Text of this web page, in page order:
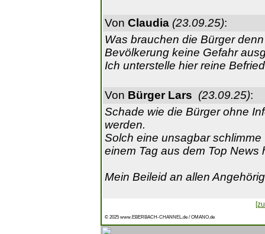
Von Claudia (23.09.25):
Was brauchen die Bürger
Bevölkerung keine Gefahr
Ich unterstelle hier reine
Von Bürger Lars (23.09.25):
Schade wie die Bürger ohne
werden.
Solch eine unsagbar
einem Tag aus dem Top News
Mein Beileid an allen
© 2025 www.EBERBACH-CHANNEL.de / OMANO.de